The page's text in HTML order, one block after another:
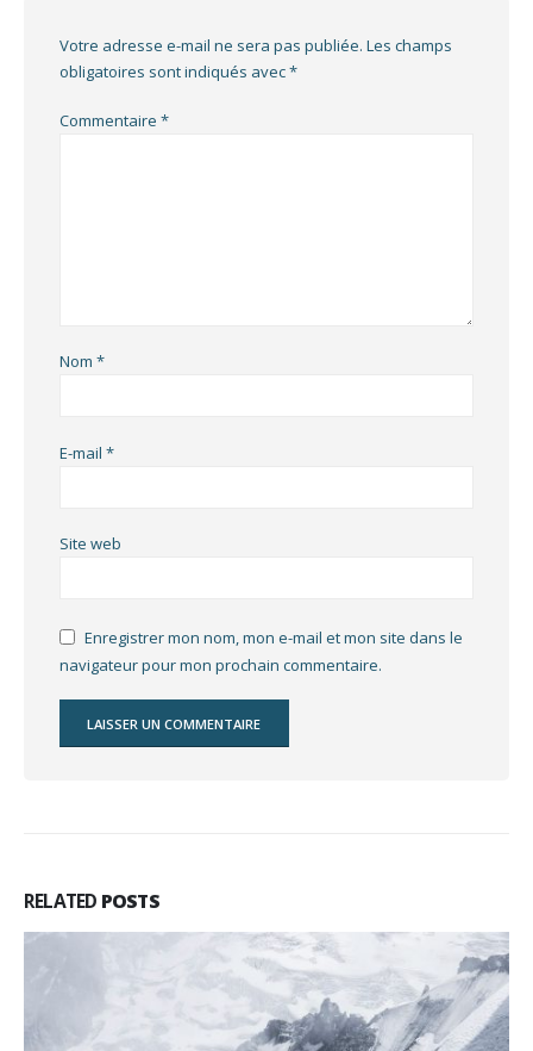
Votre adresse e-mail ne sera pas publiée. Les champs
obligatoires sont indiqués avec*
Commentaire *
Nom *
E-mail *
Site web
Enregistrer mon nom, mon e-mail et mon site dans le
navigateur pour mon prochain commentaire.
RELATED POSTS